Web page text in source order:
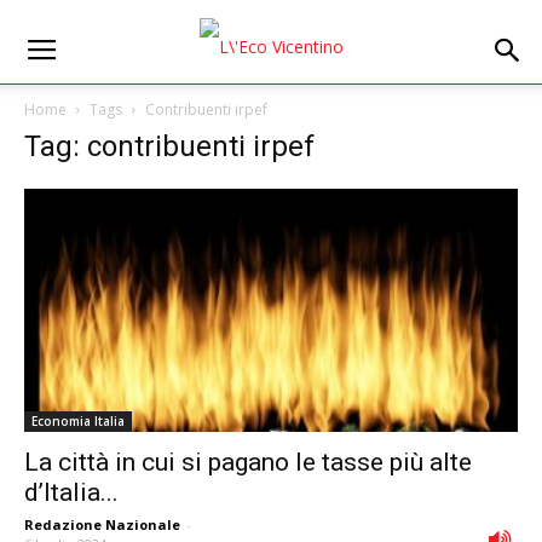
Home Tags Contribuenti irpef
Tag: contribuenti irpef
Economia Italia
La città in cui si pagano le tasse più alte
d’Italia...
Redazione Nazionale -